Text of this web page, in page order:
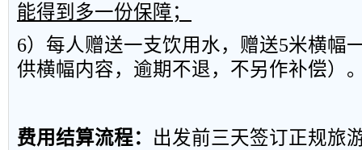
能得到多一份保障；
6）每人赠送一支饮用水，赠送5米横幅
供横幅内容，逾期不退，不另作补偿）
费用结算流程： 出发前三天签订正规旅